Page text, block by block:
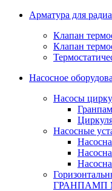
Арматура для
Клапан
Клапан
Насосное
Насосы
Насосные
ГРАНПАМП